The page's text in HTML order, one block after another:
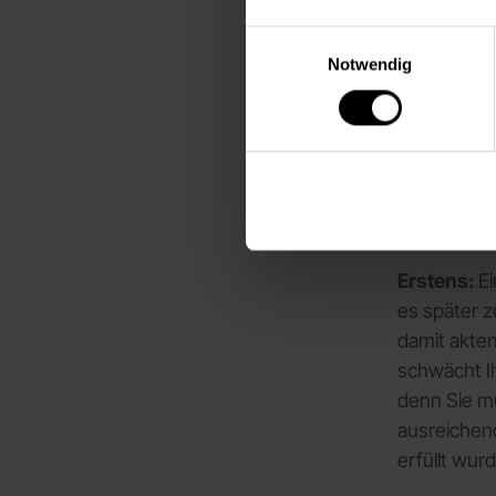
Notwendig
Frist
Die
der
Erstens:
es später
damit
schwächt
denn Sie
erfüllt